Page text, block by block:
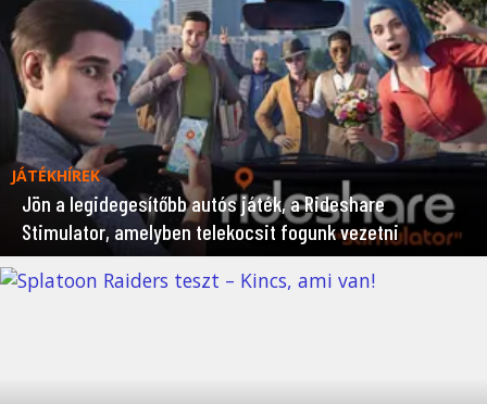
JÁTÉKHÍREK
Jön a legidegesítőbb autós játék, a Rideshare
Stimulator, amelyben telekocsit fogunk vezetni